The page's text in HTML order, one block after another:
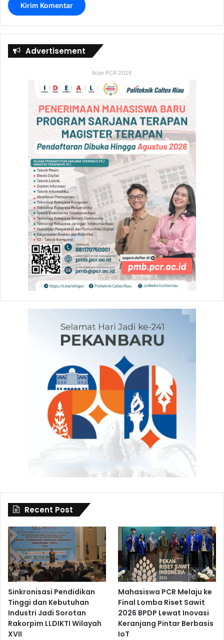
Advertisement
Iklan PCR 2026
Recent Post
Sinkronisasi Pendidikan
Tinggi dan Kebutuhan
Industri Jadi Sorotan
Rakorpim LLDIKTI Wilayah
XVII
Mahasiswa PCR Melaju ke
Final Lomba Riset Sawit
2026 BPDP Lewat Inovasi
Keranjang Pintar Berbasis
IoT